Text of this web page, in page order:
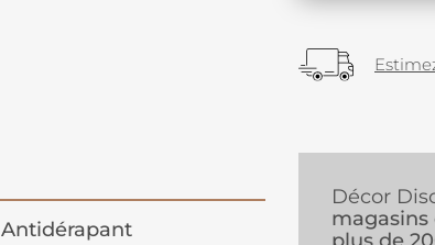
Antidérapant
Décor
magasins